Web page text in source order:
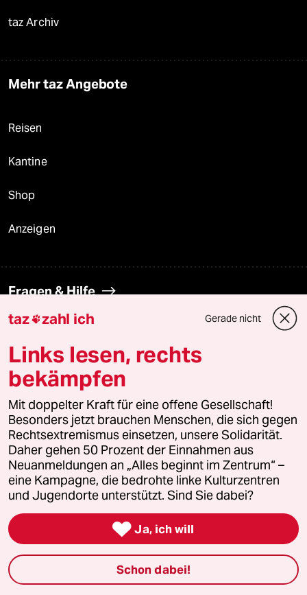
taz Archiv
Mehr taz Angebote
Reisen
Kantine
Shop
Anzeigen
Fragen & Hilfe
Aboservice
ePaper Login
Downloads für Abonnierende
© 2026 taz Verlags und Vertriebs GmbH
wenden Sie sich bitte an
Feedback KI-
taz zahl ich Gerade nicht
Links lesen, rechts
bekämpfen
Mit doppelter Kraft für eine offene Gesellschaft!
Besonders jetzt brauchen Menschen, die sich gegen
Rechtsextremismus einsetzen, unsere Solidarität.
Daher gehen 50 Prozent der Einnahmen aus
Neuanmeldungen an „Alles beginnt im Zentrum“ –
eine Kampagne, die bedrohte linke Kulturzentren
und Jugendorte unterstützt. Sind Sie dabei?
 Ja, ich will
Schon dabei!